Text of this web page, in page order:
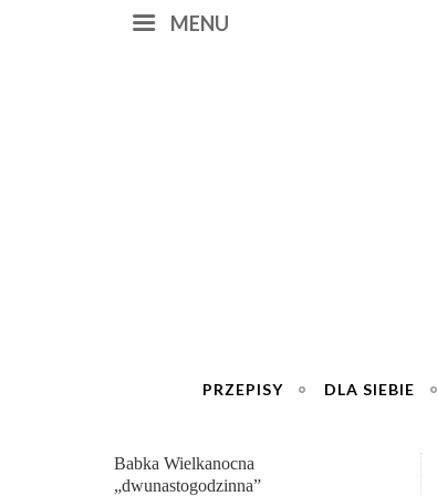
MENU
PRZEPISY DLA SIEBIE
Genialny zakwas z buraków domowej
roboty – wzmacnia krew i odporność